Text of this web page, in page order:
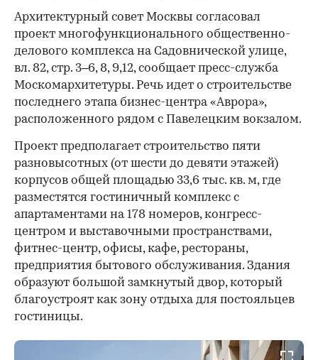
Архитектурный совет Москвы согласовал
проект многофункционального общественно-
делового комплекса на Садовнической улице,
вл. 82, стр. 3–6, 8, 9,12, сообщает пресс-служба
Москомархитетуры. Речь идет о строительстве
последнего этапа бизнес-центра «Аврора»,
расположенного рядом с Павелецким вокзалом.
Проект предполагает строительство пяти
разновысотных (от шести до девяти этажей)
корпусов общей площадью 33,6 тыс. кв. м, где
разместятся гостиничный комплекс с
апартаментами на 178 номеров, конгресс-
центром и выставочными пространствами,
фитнес-центр, офисы, кафе, рестораны,
предприятия бытового обслуживания. Здания
образуют большой замкнутый двор, который
благоустроят как зону отдыха для постояльцев
гостиницы.